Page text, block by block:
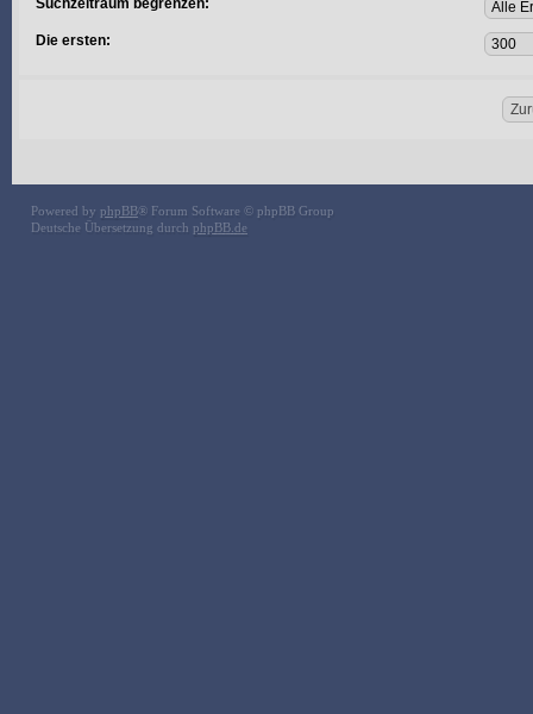
Die ersten:
Powered by phpBB® Forum Software © phpBB Group
Deutsche Übersetzung durch phpBB.de